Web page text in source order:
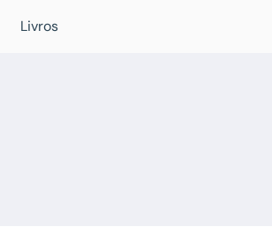
Livros